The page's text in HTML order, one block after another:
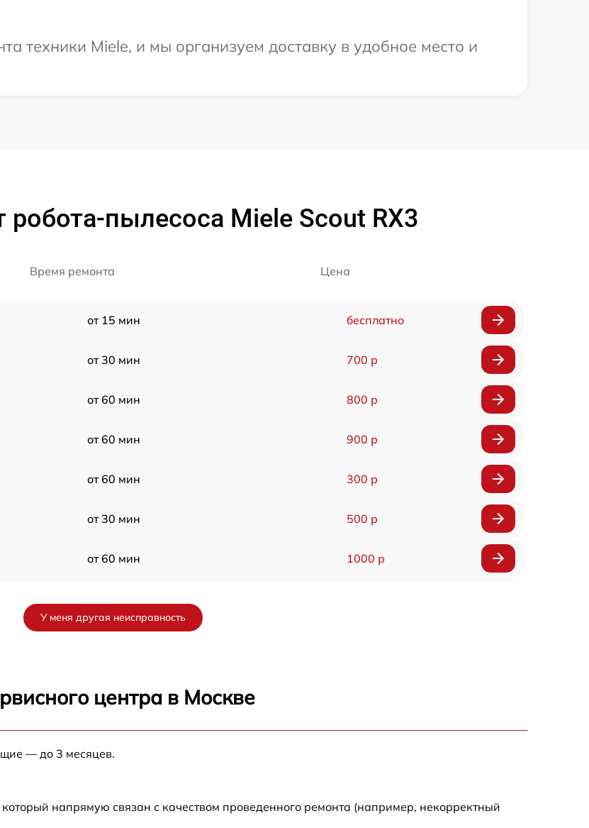
техники Miele, и мы организуем доставку в удобное место и
пылесоса Miele Scout RX3
Время ремонта Цена
от 15 мин бесплатно
от 30 мин 700 р
от 60 мин 800 р
от 60 мин 900 р
от 60 мин 300 р
от 30 мин 500 р
от 60 мин 1000 р
от 60 мин
У меня другая неисправность
центра в Москве
— до 3 месяцев.
напрямую связан с качеством проведенного ремонта (например, некорректный